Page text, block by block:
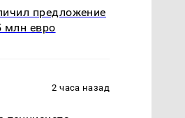
предложение
млн евро
2 часа назад